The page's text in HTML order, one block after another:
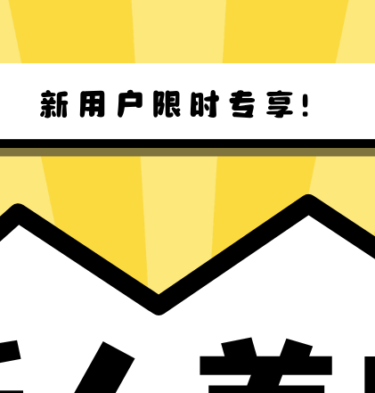
魔法上网加速器安卓版下载
魔法上网加速器Mac版下载